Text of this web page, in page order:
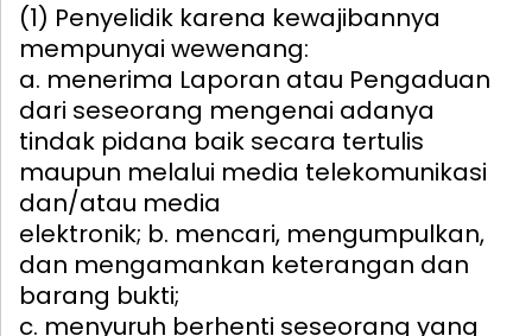
(1) Penyelidik karena kewajibannya
mempunyai wewenang:
a. menerima Laporan atau Pengaduan
dari seseorang mengenai adanya
tindak pidana baik secara tertulis
maupun melalui media telekomunikasi
dan/atau media
elektronik; b. mencari, mengumpulkan,
dan mengamankan keterangan dan
barang bukti;
c. menyuruh berhenti seseorang yang